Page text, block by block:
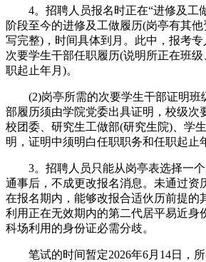
4。招聘人员报名时正在“进修及工
阶段至今的进修及工做履历(岗亭有其
写完整)，时间具体到月。此中，报考
次要学生干部任职履历(说明所正在班
职起止年月)。
(2)岗亭所需的次要学生干部证明班
部履历须由学院党委出具证明，校级次
校团委、研究生工做部(研究生院)、学
明，证明中须明白任职职务和任职起止
3。招聘人员只能从岗亭表选择一个
通事后，不成更改报名消息。未通过资
在报名期内，能够改报合适伙历前提的
利用正在无效期内的第二代居平易近身
科场利用的身份证必需分歧。
笔试的时间暂定2026年6月14日，所